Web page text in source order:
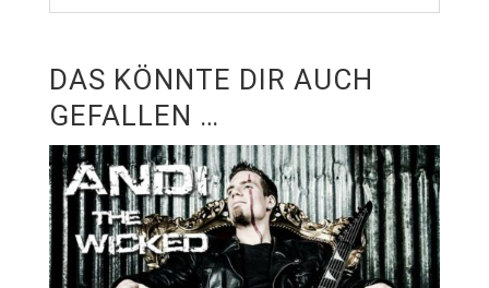
DAS KÖNNTE DIR AUCH
GEFALLEN …